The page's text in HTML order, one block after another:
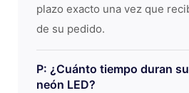
plazo exacto una vez que
de su pedido.
P: ¿Cuánto tiempo duran
neón LED?